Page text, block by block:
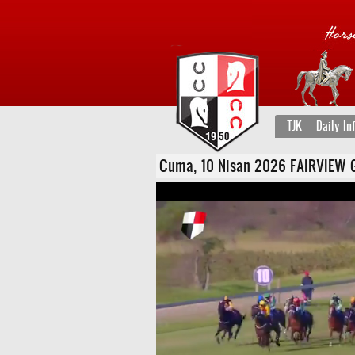
TJK Daily
Cuma, 10 Nisan 2026 FAIRVIEW